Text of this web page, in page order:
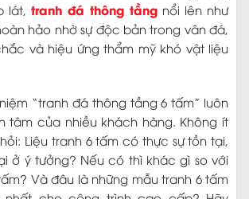
lát, tranh đá thông tầng nổi lên như
hảo nhờ sự độc bản trong vân đá,
và hiệu ứng thẩm mỹ khó vật liệu
“tranh đá thông tầng 6 tấm” luôn
tâm của nhiều khách hàng. Không ít
Liệu tranh 6 tấm có thực sự tồn tại,
ở ý tưởng? Nếu có thì khác gì so với
Và đâu là những mẫu tranh 6 tấm